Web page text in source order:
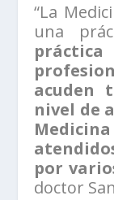
“La
una
práctica
acuden
nivel de
por
doctor